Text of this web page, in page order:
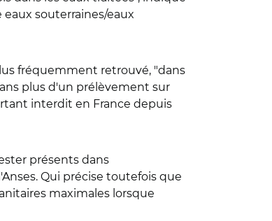
souterraines/eaux
fréquemment retrouvé, "dans
plus d'un prélèvement sur
interdit en France depuis
présents dans
Qui précise toutefois que
maximales lorsque